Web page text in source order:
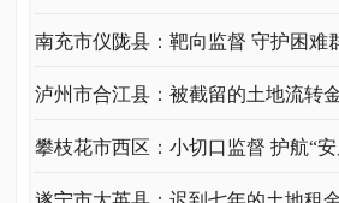
南充市仪陇县：靶向监督 守护困难
泸州市合江县：被截留的土地流转
攀枝花市西区：小切口监督 护航“